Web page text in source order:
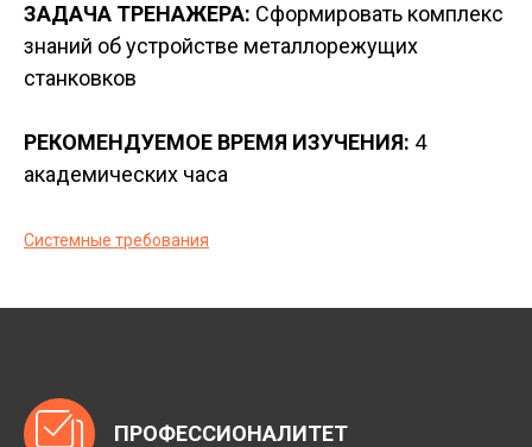
ЗАДАЧА ТРЕНАЖЕРА: Сформировать комплекс
знаний об устройстве металлорежущих
станковков
РЕКОМЕНДУЕМОЕ ВРЕМЯ ИЗУЧЕНИЯ: 4
академических часа
Системные требования
ПРОФЕССИОНАЛИТЕТ